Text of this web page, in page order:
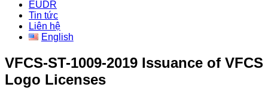
EUDR
Tin tức
Liên hệ
English
VFCS-ST-1009-2019 Issuance of VFCS
Logo Licenses